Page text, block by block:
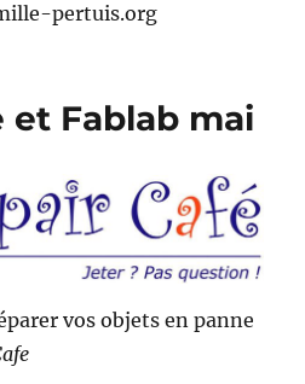
pertuis.org
et Fablab mai
vos objets en panne